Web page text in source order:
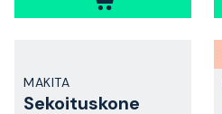
MAKITA
Sekoituskone